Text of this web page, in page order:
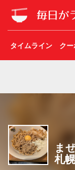
タイムライン ク
ま
札